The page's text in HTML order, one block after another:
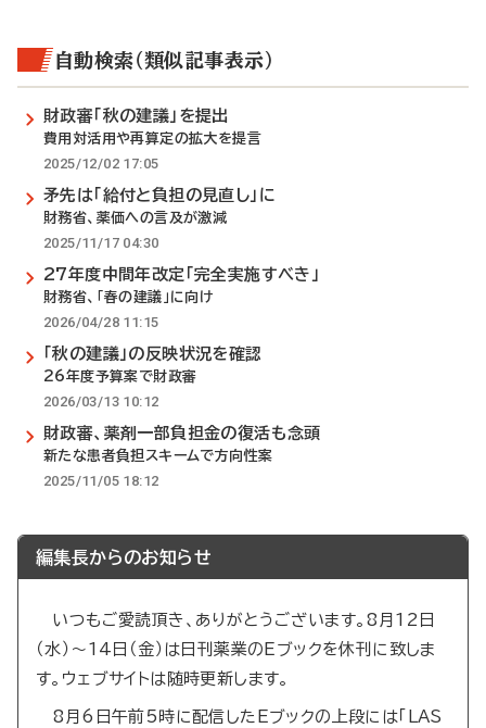
自動検索（類似記事表示）
財政審「秋の建議」を提出
費用対活用や再算定の拡大を提言
2025/12/02 17:05
矛先は「給付と負担の見直し」に
財務省、薬価への言及が激減
2025/11/17 04:30
27年度中間年改定「完全実施すべき」
財務省、「春の建議」に向け
2026/04/28 11:15
「秋の建議」の反映状況を確認
26年度予算案で財政審
2026/03/13 10:12
財政審、薬剤一部負担金の復活も念頭
新たな患者負担スキームで方向性案
2025/11/05 18:12
編集長からのお知らせ
いつもご愛読頂き、ありがとうございます。8月12日
（水）～14日（金）は日刊薬業のEブックを休刊に致しま
す。ウェブサイトは随時更新します。
8月6日午前5時に配信したEブックの上段には「LAS